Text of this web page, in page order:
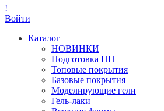
!
Войти
Каталог
НОВИНКИ
Подготовка НП
Топовые покрытия
Базовые покрытия
Моделирующие гели
Гель-лаки